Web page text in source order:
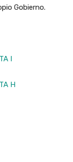
Gobierno.
I
H